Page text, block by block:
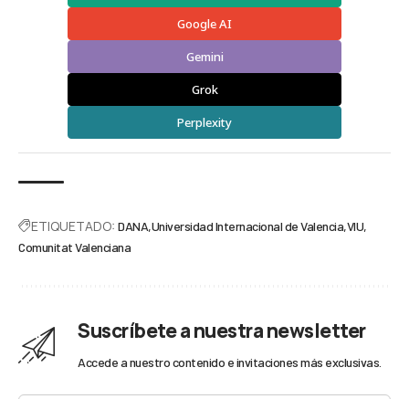
Google AI
Gemini
Grok
Perplexity
ETIQUETADO: DANA Universidad Internacional de Valencia VIU
Comunitat Valenciana
Suscríbete a nuestra newsletter
Accede a nuestro contenido e invitaciones más exclusivas.